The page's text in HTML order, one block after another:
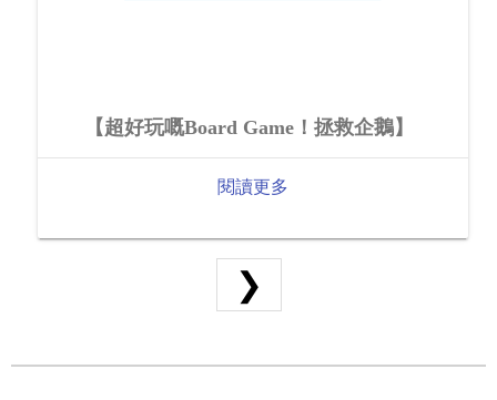
【超好玩嘅Board Game！拯救企鵝】
閱讀更多
❯